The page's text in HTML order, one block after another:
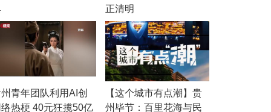
正清明
青年团队利用AI创
热梗 40元狂揽50亿
【这个城市有点潮】贵
州毕节：百里花海与民